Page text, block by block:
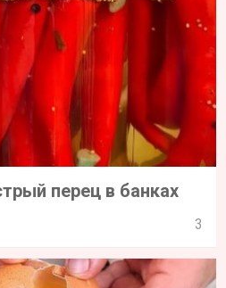
перец в банках
3